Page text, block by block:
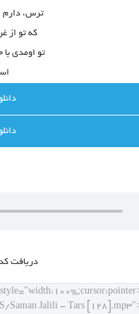
ترس، دارم
که تو از
تو اومدی
دريافت